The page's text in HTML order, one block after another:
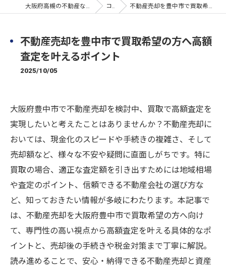
大阪府高槻の不動産なら上中ハウジング株式会社 コラム 不動産売却を豊中市で買取希望の方へ高額査定を叶えるポイント
不動産売却を豊中市で買取希望の方へ高額
査定を叶えるポイント
2025/10/05
大阪府豊中市で不動産売却を検討中、買取で高額査定を
実現したいと考えたことはありませんか？不動産売却に
おいては、現金化のスピードや手続きの複雑さ、そして
売却額など、様々な不安や疑問に直面しがちです。特に
買取の場合、適正な査定額を引き出すためには地域相場
や査定のポイント、信頼できる不動産会社の選び方な
ど、知っておきたい情報が多岐にわたります。本記事で
は、不動産売却を大阪府豊中市で買取希望の方へ向け
て、専門性の高い視点から高額査定を叶える具体的なポ
イントと、売却後の手続きや税金対策まで丁寧に解説。
読み進めることで、安心・納得できる不動産売却と資産